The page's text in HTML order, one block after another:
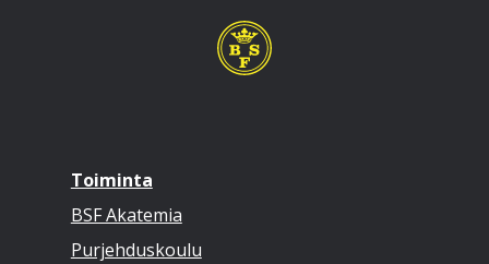
Toiminta
BSF Akatemia
Purjehduskoulu